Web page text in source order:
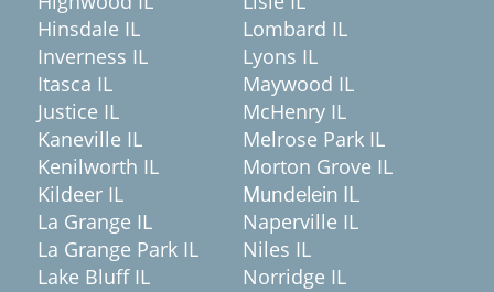
Hinsdale IL
Inverness IL
Itasca IL
Justice IL
Kaneville IL
Kenilworth IL
Kildeer IL
La Grange IL
La Grange Park IL
Lake Bluff IL
Lombard IL
Lyons IL
Maywood IL
McHenry IL
Melrose Park IL
Morton Grove IL
Mundelein IL
Naperville IL
Niles IL
Norridge IL